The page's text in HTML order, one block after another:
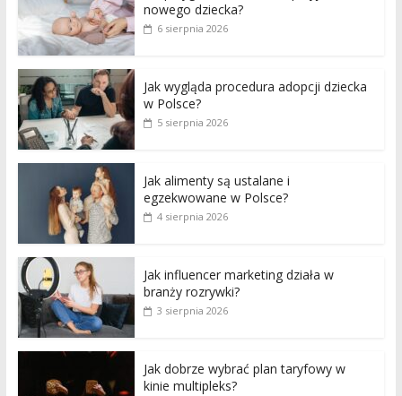
nowego dziecka?
6 sierpnia 2026
Jak wygląda procedura adopcji dziecka
w Polsce?
5 sierpnia 2026
Jak alimenty są ustalane i
egzekwowane w Polsce?
4 sierpnia 2026
Jak influencer marketing działa w
branży rozrywki?
3 sierpnia 2026
Jak dobrze wybrać plan taryfowy w
kinie multipleks?